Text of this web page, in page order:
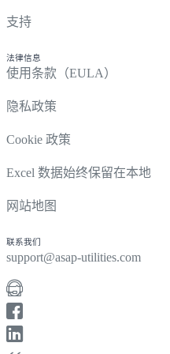
支持
法律信息
使用条款（EULA）
隐私政策
Cookie 政策
Excel 数据始终保留在本地
网站地图
联系我们
support@asap-utilities.com